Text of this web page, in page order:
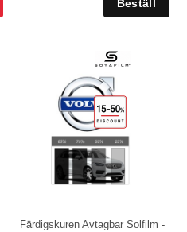
Färdigskuren Avtagbar Solfilm -